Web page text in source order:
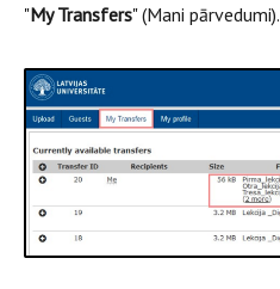
"My Transfers" (Mani pārvedumi).